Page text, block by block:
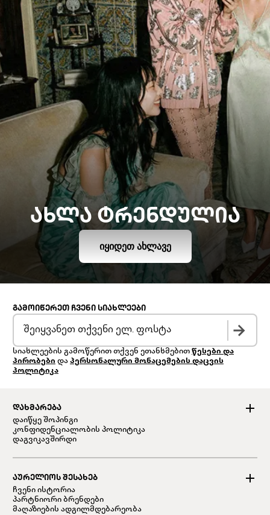
ᲐᲮᲚᲐ ᲢᲠᲔᲜᲓᲣᲚᲘᲐ
ᲘᲧᲘᲓᲔᲗ ᲐᲮᲚᲐᲕᲔ
ᲓᲐᲮᲛᲐᲠᲔᲑᲐ
დაიწყე შოპინგი
კონფიდენციალობის პოლიტიკა
დაგვიკავშირდი
ᲐᲣᲠᲔᲚᲘᲝᲡ ᲨᲔᲡᲐᲮᲔᲑ
ჩვენი ისტორია
პარტნიორი ბრენდები
მაღაზიების ადგილმდებარეობა
ᲒᲐᲛᲝᲘᲬᲔᲠᲔᲗ ᲩᲕᲔᲜᲘ ᲡᲘᲐᲮᲚᲔᲔᲑᲘ
სიახლეების გამოწერით თქვენ ეთანხმებით წესები და
პირობები და პერსონალური მონაცემების დაცვის
პოლიტიკა